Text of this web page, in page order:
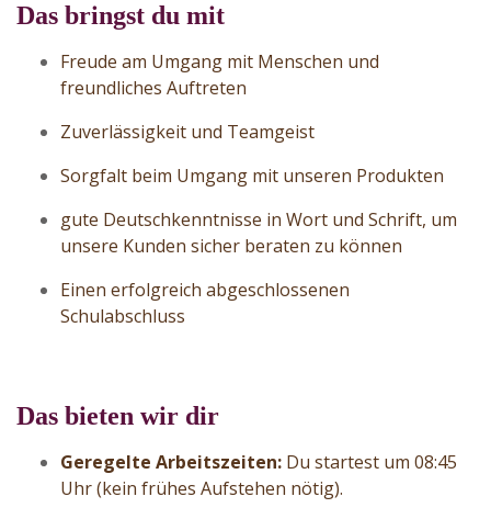
Das bringst du mit
Freude am Umgang mit Menschen und
freundliches Auftreten
Zuverlässigkeit und Teamgeist
Sorgfalt beim Umgang mit unseren Produkten
gute Deutschkenntnisse in Wort und Schrift, um
unsere Kunden sicher beraten zu können
Einen erfolgreich abgeschlossenen
Schulabschluss
Das bieten wir dir
Geregelte Arbeitszeiten: Du startest um 08:45
Uhr (kein frühes Aufstehen nötig).